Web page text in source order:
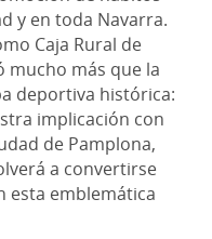
y en toda Navarra.
Caja Rural de
mucho más que la
deportiva histórica:
implicación con
de Pamplona,
a convertirse
esta emblemática